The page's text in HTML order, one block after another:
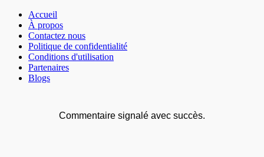
Accueil
À propos
Contactez nous
Politique de confidentialité
Conditions d'utilisation
Partenaires
Blogs
Commentaire signalé avec succès.